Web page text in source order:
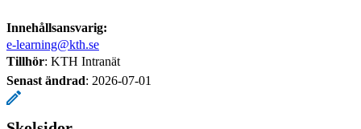
Innehållsansvarig:
e-learning@kth.se
Tillhör: KTH Intranät
Senast ändrad: 2026-07-01